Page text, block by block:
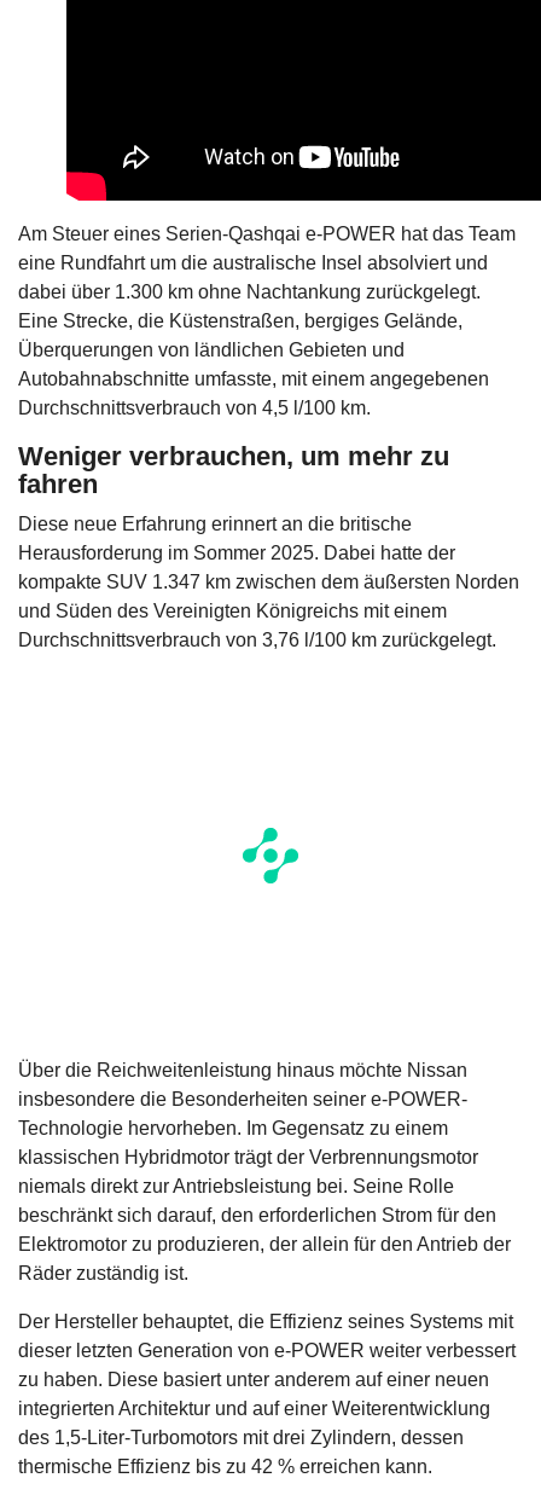
Am Steuer eines Serien-Qashqai e-POWER hat das Team
eine Rundfahrt um die australische Insel absolviert und
dabei über 1.300 km ohne Nachtankung zurückgelegt.
Eine Strecke, die Küstenstraßen, bergiges Gelände,
Überquerungen von ländlichen Gebieten und
Autobahnabschnitte umfasste, mit einem angegebenen
Durchschnittsverbrauch von 4,5 l/100 km.
Weniger verbrauchen, um mehr zu
fahren
Diese neue Erfahrung erinnert an die britische
Herausforderung im Sommer 2025. Dabei hatte der
kompakte SUV 1.347 km zwischen dem äußersten Norden
und Süden des Vereinigten Königreichs mit einem
Durchschnittsverbrauch von 3,76 l/100 km zurückgelegt.
Über die Reichweitenleistung hinaus möchte Nissan
insbesondere die Besonderheiten seiner e-POWER-
Technologie hervorheben. Im Gegensatz zu einem
klassischen Hybridmotor trägt der Verbrennungsmotor
niemals direkt zur Antriebsleistung bei. Seine Rolle
beschränkt sich darauf, den erforderlichen Strom für den
Elektromotor zu produzieren, der allein für den Antrieb der
Räder zuständig ist.
Der Hersteller behauptet, die Effizienz seines Systems mit
dieser letzten Generation von e-POWER weiter verbessert
zu haben. Diese basiert unter anderem auf einer neuen
integrierten Architektur und auf einer Weiterentwicklung
des 1,5-Liter-Turbomotors mit drei Zylindern, dessen
thermische Effizienz bis zu 42 % erreichen kann.